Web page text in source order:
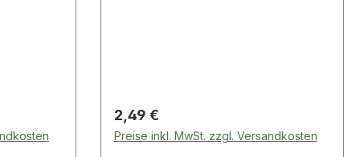
Regulärer Preis:
2,49 €
Preise inkl. MwSt. zzgl. Versandkosten